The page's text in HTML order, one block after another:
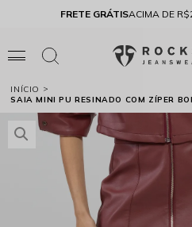
FRETE GRÁTISACIMA DE
INÍCIO
SAIA MINI PU RESINADO COM ZÍPER